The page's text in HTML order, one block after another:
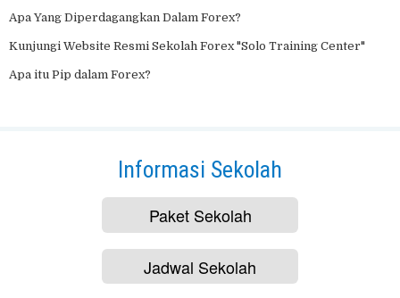
Apa Yang Diperdagangkan Dalam Forex?
Kunjungi Website Resmi Sekolah Forex "Solo Training Center"
Apa itu Pip dalam Forex?
Informasi Sekolah
Paket Sekolah
Jadwal Sekolah